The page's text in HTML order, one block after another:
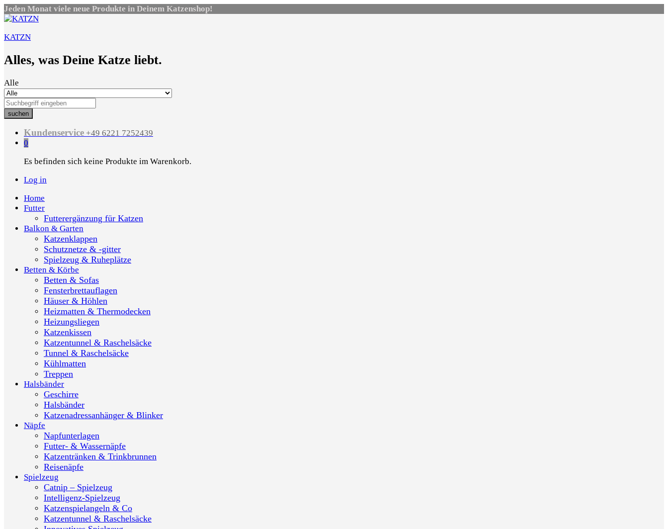
Jeden Monat viele neue Produkte in Deinem Katzenshop!
KATZN
Alles, was Deine Katze liebt.
Alle
suchen
Kundenservice +49 6221 7252439
0
Es befinden sich keine Produkte im Warenkorb.
Log in
Home
Futter
Futterergänzung für Katzen
Balkon & Garten
Katzenklappen
Schutznetze & -gitter
Spielzeug & Ruheplätze
Betten & Körbe
Betten & Sofas
Fensterbrettauflagen
Häuser & Höhlen
Heizmatten & Thermodecken
Heizungsliegen
Katzenkissen
Katzentunnel & Raschelsäcke
Tunnel & Raschelsäcke
Kühlmatten
Treppen
Halsbänder
Geschirre
Halsbänder
Katzenadressanhänger & Blinker
Näpfe
Napfunterlagen
Futter- & Wassernäpfe
Katzentränken & Trinkbrunnen
Reisenäpfe
Spielzeug
Catnip – Spielzeug
Intelligenz-Spielzeug
Katzenspielangeln & Co
Katzentunnel & Raschelsäcke